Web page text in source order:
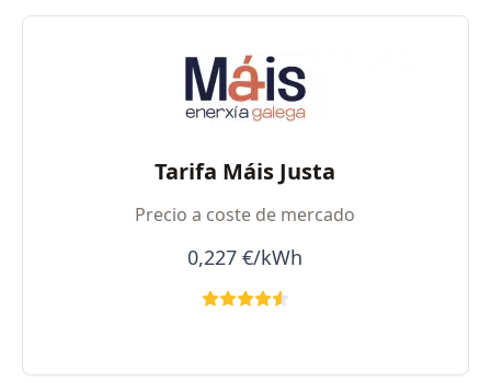
Tarifa Máis Justa
Precio a coste de mercado
0,227 €/kWh